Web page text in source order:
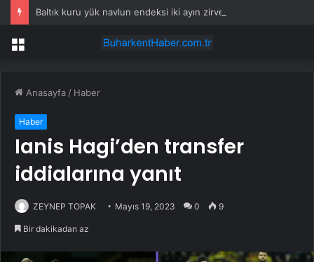
Baltık kuru yük navlun endeksi iki ayın zirvesinde
Menü
Anasayfa / Haber
Haber
Ianis Hagi’den transfer
iddialarına yanıt
ZEYNEP TOPAK Mayıs 19, 2023 0 9
Bir dakikadan az